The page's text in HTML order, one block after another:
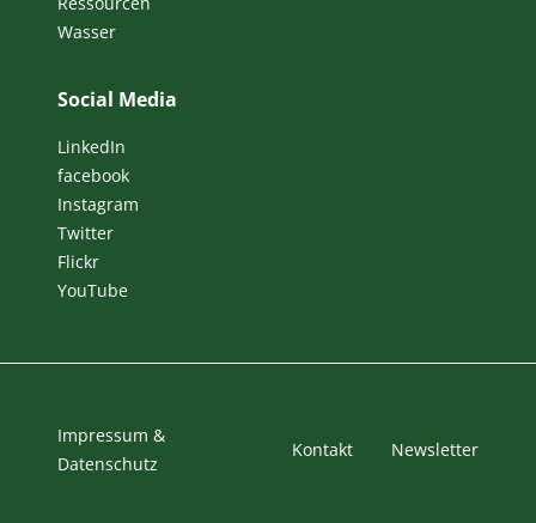
Wasser
Social Media
LinkedIn
facebook
Instagram
Twitter
Flickr
YouTube
Impressum &
Datenschutz
Kontakt Newsletter